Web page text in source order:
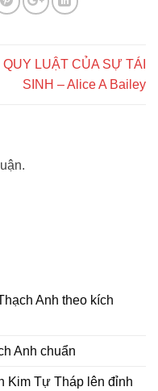
QUY LUẬT CỦA SỰ TÁI
SINH – Alice A Bailey
Anh theo kích
Anh chuẩn
Kim Tự Tháp lên đỉnh